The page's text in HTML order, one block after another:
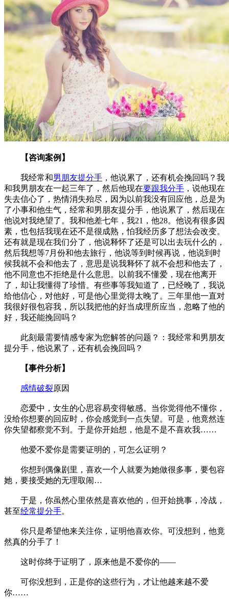
【咨询案例】
我经常和男朋友提分手 ，他说累了，还有机会挽回吗？我
和我男朋友在一起三年了，然后他现在要跟我分手 ，说他现在
失去信心了，热情消失殆尽，因为以前我没有回应他，总是为
了小事和他生气，经常和男朋友提分手，他说累了，然后现在
他说对我绝望了。我和他差七年，我21，他28。他说有很多因
素，也包括我现在还不是很成熟，怕我经历多了想法会改变。
还有就是现在我们分了，他说释怀了还是可以出去玩什么的，
然后我想等7月份和他去旅行，他说等到时候再说，他说到时
候我就不会和他去了，意思是说我释怀了就不会想和他去了，
他不同意也不拒绝是什么意思。以前我不懂爱，现在他离开
了，却让我懂得了珍惜。有些事等我知道了，已经晚了，我说
给他信心，对他好，可是他心里觉得太晚了。三年里他一直对
我很好很包容我，所以我把他的好当成理所应当，忽略了他的
好，我还能挽回吗？
此刻最需要情感专家为您解答的问题？：我经常和男朋友
提分手，他说累了，还有机会挽回吗？
【事件分析】
感情破裂原因
恋爱中，女生的心思容易变得敏感。当你觉得他不懂你，
没给你想要的回应时，你会感觉到一点失望。可是，他竟然连
你失望都察觉不到。于是你开始想，他是不是不喜欢我……
他爱不爱你是需要证明的，可怎么证明？
你想到偶像剧里，喜欢一个人就要为她做很多事，要包容
她，要接受她的无理取闹…
于是，你虽然心里依然是喜欢他的，但开始挑事，冷战，
甚至经常提分手。
你只是希望他来关注你，证明他喜欢你。可没想到，他竟
然真的分手了！
这时你终于证明了，原来他是不爱你的——
可你没想到，正是你的这些行为，才让他越来越不爱
你……